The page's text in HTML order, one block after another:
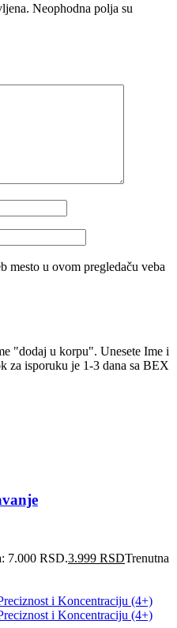
Neophodna polja su
mesto u ovom pregledaču veba
"dodaj u korpu". Unesete Ime i
za isporuku je 1-3 dana sa BEX
7.000 RSD.3.999 RSDTrenutna